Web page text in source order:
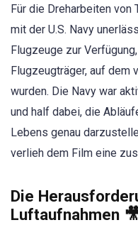
Für die Dreharbeiten von
mit der U.S. Navy
Flugzeuge zur
Flugzeugträger, auf dem
wurden. Die Navy war
und half dabei, die
Lebens genau
verlieh dem Film eine
Die
Luftaufnahmen 🎥